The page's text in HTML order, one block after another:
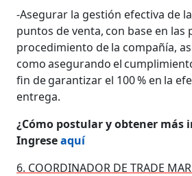
-Asegurar la gestión efectiva de
puntos de venta, con base en las
procedimiento de la compañía,
como asegurando el
fin de garantizar el 100 % en la
entrega.
¿Cómo postular y obtener más
Ingreseaquí
6. COORDINADOR DE TRADE